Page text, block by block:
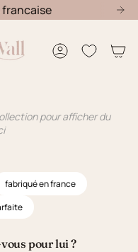
Compte
pour afficher du
fabriqué en france
pour lui ?